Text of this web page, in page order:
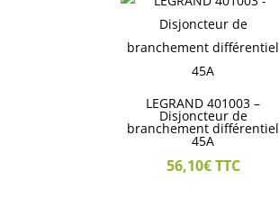
LEGRAND 401003 –
Disjoncteur de
branchement différentiel
45A
56,10€ TTC